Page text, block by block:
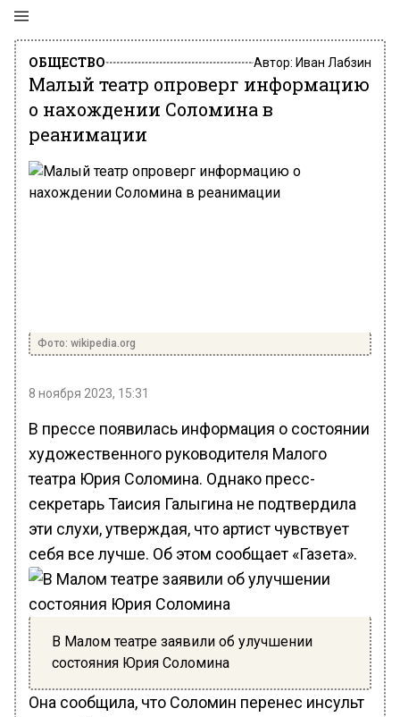
ОБЩЕСТВО Автор: Иван Лабзин
Малый театр опроверг информацию
о нахождении Соломина в
реанимации
Фото: wikipedia.org
8 ноября 2023, 15:31
В прессе появилась информация о состоянии
художественного руководителя Малого
театра Юрия Соломина. Однако пресс-
секретарь Таисия Галыгина не подтвердила
эти слухи, утверждая, что артист чувствует
себя все лучше. Об этом сообщает «Газета».
В Малом театре заявили об улучшении
состояния Юрия Соломина
Она сообщила, что Соломин перенес инсульт